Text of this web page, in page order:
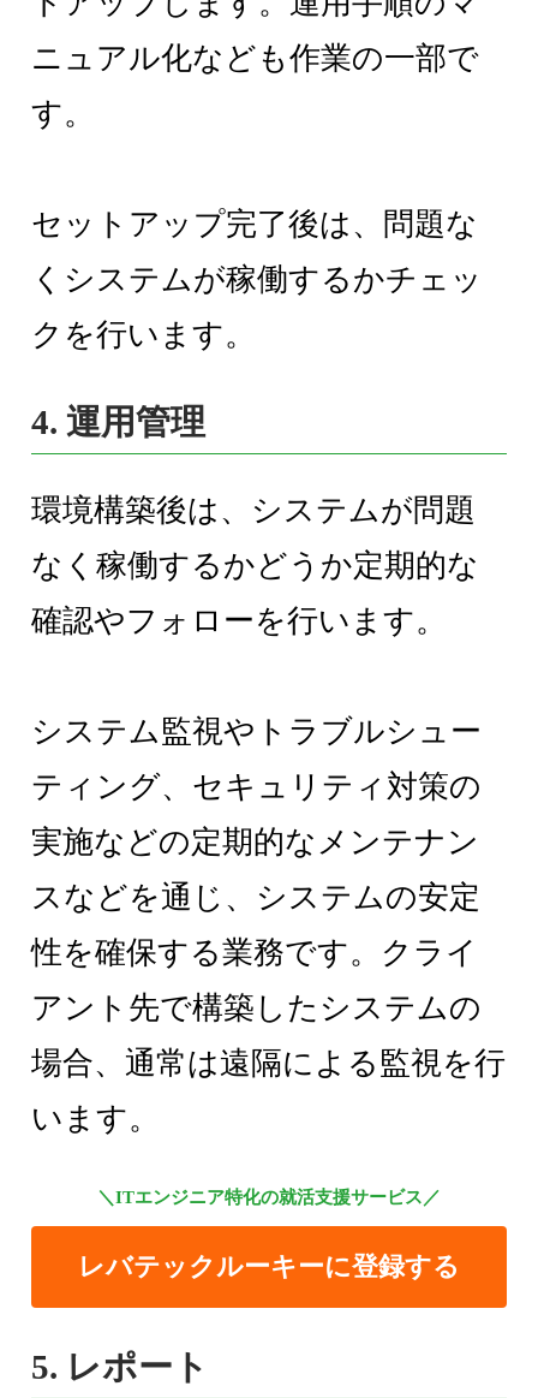
ニュアル化なども作業の一部で
す。
セットアップ完了後は、問題な
くシステムが稼働するかチェッ
クを行います。
4. 運用管理
環境構築後は、システムが問題
なく稼働するかどうか定期的な
確認やフォローを行います。
システム監視やトラブルシュー
ティング、セキュリティ対策の
実施などの定期的なメンテナン
スなどを通じ、システムの安定
性を確保する業務です。クライ
アント先で構築したシステムの
場合、通常は遠隔による監視を行
います。
＼ITエンジニア特化の就活支援サービス／
レバテックルーキーに登録する
5. レポート